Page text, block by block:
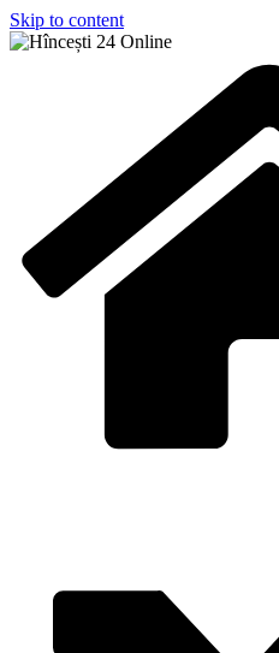
Skip to content